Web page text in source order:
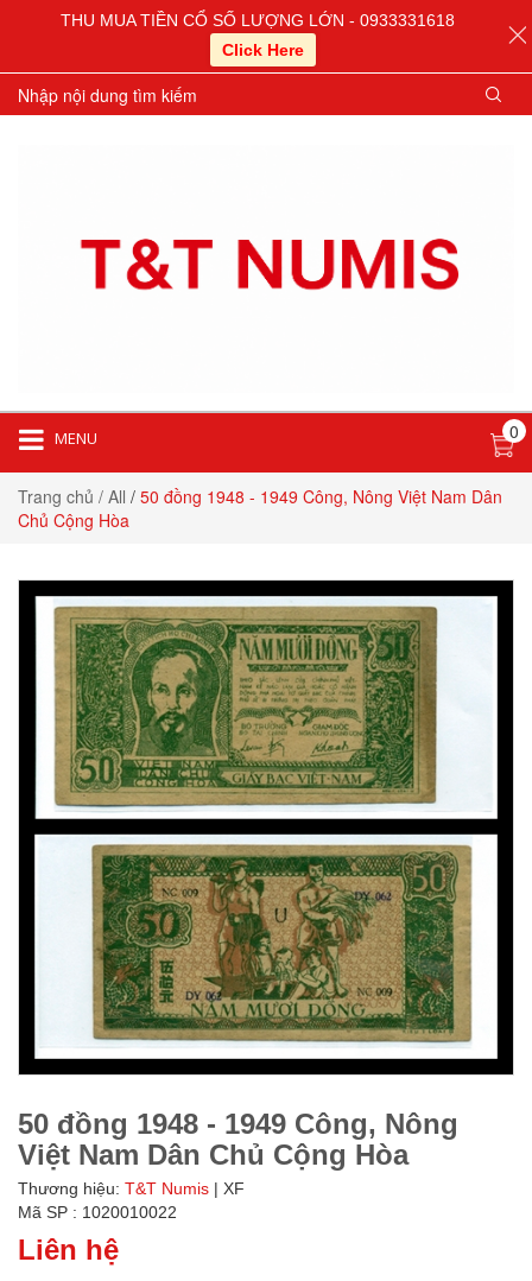
MENU 0
Trang chủ / All / 50 đồng 1948 - 1949 Công, Nông Việt Nam Dân
Chủ Cộng Hòa
50 đồng 1948 - 1949 Công, Nông
Việt Nam Dân Chủ Cộng Hòa
Thương hiệu: T&T Numis | XF
Mã SP : 1020010022
Liên hệ
THU MUA TIỀN CỔ SỐ LƯỢNG LỚN - 0933331618
Click Here